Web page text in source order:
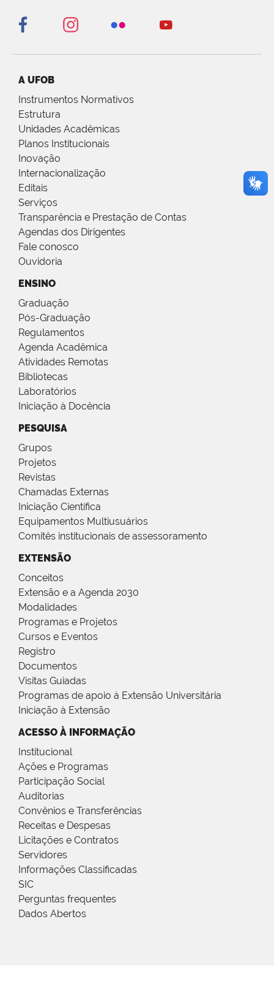
A UFOB
Instrumentos Normativos
Estrutura
Unidades Acadêmicas
Planos Institucionais
Inovação
Internacionalização
Editais
Serviços
Transparência e Prestação de Contas
Agendas dos Dirigentes
Fale conosco
Ouvidoria
ENSINO
Graduação
Pós-Graduação
Regulamentos
Agenda Acadêmica
Atividades Remotas
Bibliotecas
Laboratórios
Iniciação à Docência
PESQUISA
Grupos
Projetos
Revistas
Chamadas Externas
Iniciação Científica
Equipamentos Multiusuários
Comitês institucionais de assessoramento
EXTENSÃO
Conceitos
Extensão e a Agenda 2030
Modalidades
Programas e Projetos
Cursos e Eventos
Registro
Documentos
Visitas Guiadas
Programas de apoio à Extensão Universitária
Iniciação à Extensão
ACESSO À INFORMAÇÃO
Institucional
Ações e Programas
Participação Social
Auditorias
Convênios e Transferências
Receitas e Despesas
Licitações e Contratos
Servidores
Informações Classificadas
SIC
Perguntas frequentes
Dados Abertos